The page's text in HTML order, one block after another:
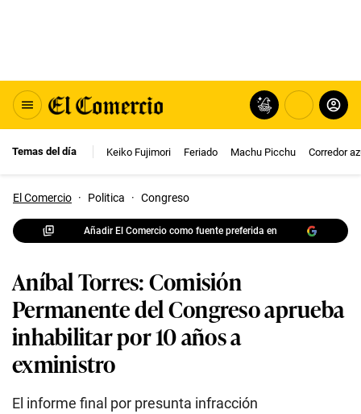
Temas del día Keiko Fujimori Feriado Machu Picchu Corredor
El Comercio · Politica · Congreso
Añadir El Comercio como fuente preferida en
Aníbal Torres: Comisión
Permanente del Congreso aprueba
inhabilitar por 10 años a
exministro
El informe final por presunta infracción